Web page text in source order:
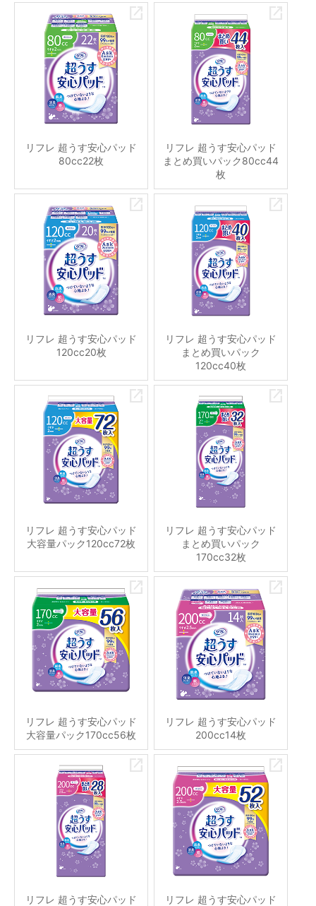
リフレ 超うす安心パッド
80cc22枚
リフレ 超うす安心パッド
まとめ買いパック80cc44
枚
リフレ 超うす安心パッド
120cc20枚
リフレ 超うす安心パッド
まとめ買いパック
120cc40枚
リフレ 超うす安心パッド
大容量パック120cc72枚
リフレ 超うす安心パッド
まとめ買いパック
170cc32枚
リフレ 超うす安心パッド
大容量パック170cc56枚
リフレ 超うす安心パッド
200cc14枚
リフレ 超うす安心パッド
リフレ 超うす安心パッド